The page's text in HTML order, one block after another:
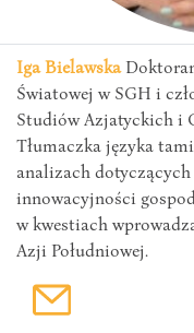
Iga Bielawska
Światowej w SGH i
Studiów Azjatyckich i
Tłumaczka języka
analizach
innowacyjności
w kwestiach
Azji Południowej.